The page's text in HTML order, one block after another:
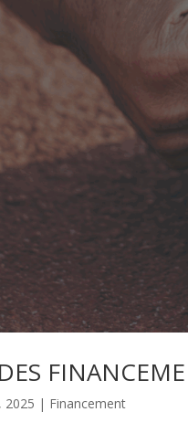
2025 | Financement